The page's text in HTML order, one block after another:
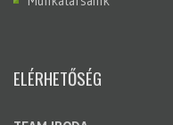
ELÉRHETŐSÉG